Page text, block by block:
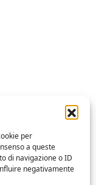
per
a queste
di navigazione o ID
negativamente